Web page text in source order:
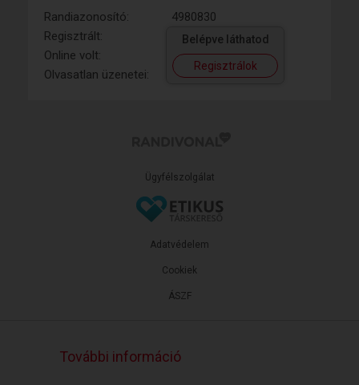
Randiazonosító:
4980830
Regisztrált:
Online volt:
Olvasatlan üzenetei:
Belépve láthatod
Regisztrálok
Ügyfélszolgálat
ÁSZF
Adatvédelem
Cookiek
További információ